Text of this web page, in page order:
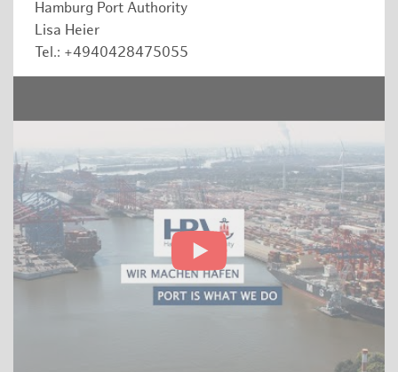
Hamburg Port Authority
Lisa Heier
Tel.: +4940428475055